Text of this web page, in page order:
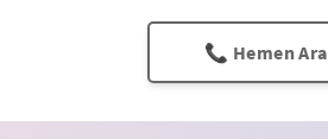
📞 Hemen Ara